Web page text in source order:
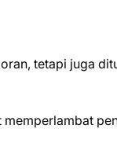
tetapi juga